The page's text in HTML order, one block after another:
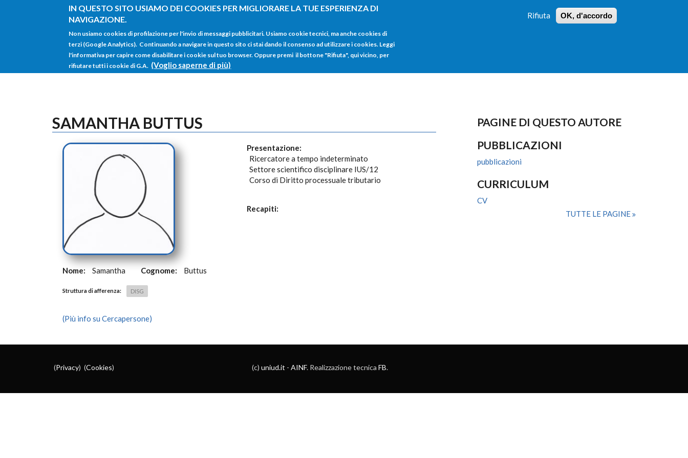
IN QUESTO SITO USIAMO DEI COOKIES PER MIGLIORARE LA TUE ESPERIENZA DI
NAVIGAZIONE.
Non usiamo cookies di profilazione per l'invio di messaggi pubblicitari. Usiamo cookie tecnici, ma anche cookies di
terzi (Google Analytics). Continuando a navigare in questo sito ci stai dando il consenso ad utilizzare i cookies. Leggi
l'informativa per capire come disabilitare i cookie sul tuo browser. Oppure premi il bottone "Rifiuta", qui vicino, per
rifiutare tutti i cookie di G.A. (Voglio saperne di più)
Rifiuta OK, d'accordo
Salta al contenuto principale
RICERCA
HOME
SAMANTHA BUTTUS
Nome: Samantha Cognome: Buttus
Struttura di afferenza: DISG
(Più info su Cercapersone)
Presentazione:
Ricercatore a tempo indeterminato
Settore scientifico disciplinare IUS/12
Corso di Diritto processuale tributario
Recapiti:
PAGINE DI QUESTO AUTORE
PUBBLICAZIONI
pubblicazioni
CURRICULUM
CV
TUTTE LE PAGINE
(Privacy) (Cookies) (c) uniud.it - AINF. Realizzazione tecnica FB.